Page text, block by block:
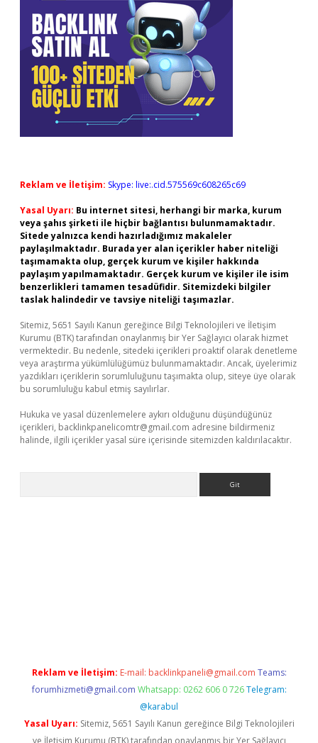
Reklam ve İletişim: Skype: live:.cid.575569c608265c69
Yasal Uyarı: Bu internet sitesi, herhangi bir marka, kurum
veya şahıs şirketi ile hiçbir bağlantısı bulunmamaktadır.
Sitede yalnızca kendi hazırladığımız makaleler
paylaşılmaktadır. Burada yer alan içerikler haber niteliği
taşımamakta olup, gerçek kurum ve kişiler hakkında
paylaşım yapılmamaktadır. Gerçek kurum ve kişiler ile isim
benzerlikleri tamamen tesadüfidir. Sitemizdeki bilgiler
taslak halindedir ve tavsiye niteliği taşımazlar.
Sitemiz, 5651 Sayılı Kanun gereğince Bilgi Teknolojileri ve İletişim
Kurumu (BTK) tarafından onaylanmış bir Yer Sağlayıcı olarak hizmet
vermektedir. Bu nedenle, sitedeki içerikleri proaktif olarak denetleme
veya araştırma yükümlülüğümüz bulunmamaktadır. Ancak, üyelerimiz
yazdıkları içeriklerin sorumluluğunu taşımakta olup, siteye üye olarak
bu sorumluluğu kabul etmiş sayılırlar.
Hukuka ve yasal düzenlemelere aykırı olduğunu düşündüğünüz
içerikleri, backlinkpanelicomtr@gmail.com adresine bildirmeniz
halinde, ilgili içerikler yasal süre içerisinde sitemizden kaldırılacaktır.
Reklam ve İletişim: E-mail: backlinkpaneli@gmail.com Teams:
forumhizmeti@gmail.com Whatsapp: 0262 606 0 726 Telegram:
@karabul
Yasal Uyarı: Sitemiz, 5651 Sayılı Kanun gereğince Bilgi Teknolojileri
ve İletişim Kurumu (BTK) tarafından onaylanmış bir Yer Sağlayıcı